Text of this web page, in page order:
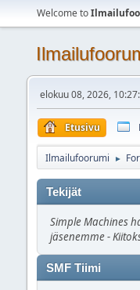
Welcome to
elokuu 08, 2026,
Etusivu
Ilmailufoorumi ►
Tekijät
Simple Machines
jäsenemme -
SMF Tiimi